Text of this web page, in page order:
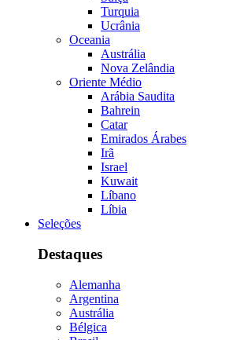
Turquia
Ucrânia
Oceania
Austrália
Nova Zelândia
Oriente Médio
Arábia Saudita
Bahrein
Catar
Emirados Árabes
Irã
Israel
Kuwait
Líbano
Líbia
Seleções
Destaques
Alemanha
Argentina
Austrália
Bélgica